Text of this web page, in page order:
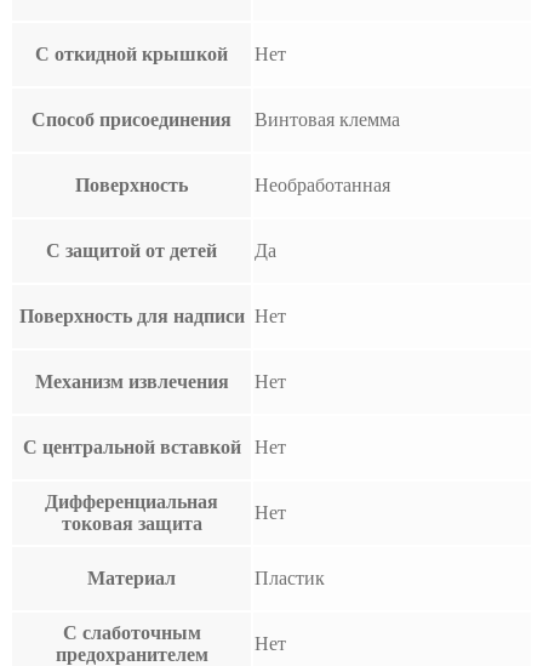
С откидной крышкой Нет
Способ присоединения Винтовая клемма
Поверхность Необработанная
С защитой от детей Да
Поверхность для надписи Нет
Механизм извлечения Нет
С центральной вставкой Нет
Дифференциальная
токовая защита
Нет
Материал Пластик
С слаботочным
предохранителем
Нет